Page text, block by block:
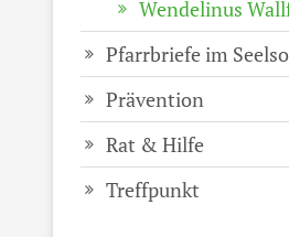
Wendelinus
Pfarrbriefe im
Prävention
Rat & Hilfe
Treffpunkt